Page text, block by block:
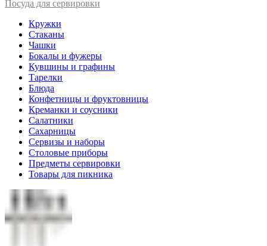
Посуда для сервировки
Кружки
Стаканы
Чашки
Бокалы и фужеры
Кувшины и графины
Тарелки
Блюда
Конфетницы и фруктовницы
Креманки и соусники
Салатники
Сахарницы
Сервизы и наборы
Столовые приборы
Предметы сервировки
Товары для пикника